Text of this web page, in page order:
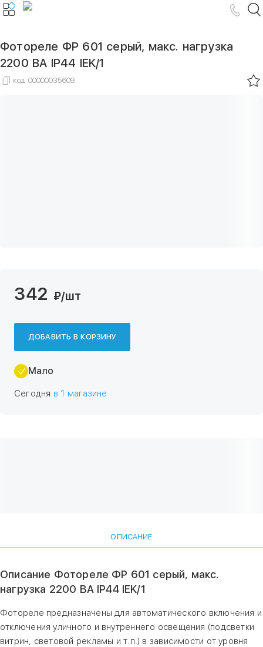
Фотореле ФР 601 серый, макс. нагрузка
2200 ВА IP44 IEK/1
код 00000035609
342 ₽/шт
ДОБАВИТЬ В КОРЗИНУ
Мало
Сегодня в 1 магазине
ОПИСАНИЕ
Описание Фотореле ФР 601 серый, макс.
нагрузка 2200 ВА IP44 IEK/1
Фотореле предназначены для автоматического включения и
отключения уличного и внутреннего освещения (подсветки
витрин, световой рекламы и т.п.) в зависимости от уровня